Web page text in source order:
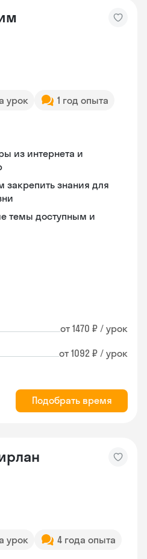
урок 1 год опыта
из интернета и
закрепить знания для
темы доступным и
от 1470 ₽ / урок
от 1092 ₽ / урок
Подобрать время
урок
4 года опыта